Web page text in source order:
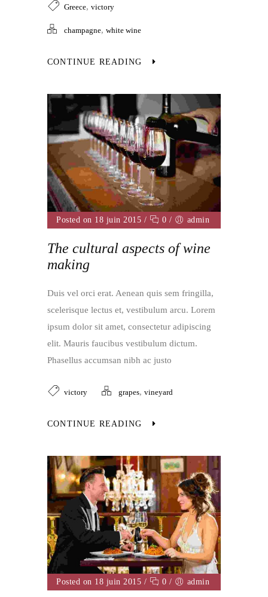
Greece, victory
champagne, white wine
CONTINUE READING
Posted on 18 juin 2015 / 0 / admin
The cultural aspects of wine
making
Duis vel orci erat. Aenean quis sem fringilla,
scelerisque lectus et, vestibulum arcu. Lorem
ipsum dolor sit amet, consectetur adipiscing
elit. Mauris faucibus vestibulum dictum.
Phasellus accumsan nibh ac justo
victory grapes, vineyard
CONTINUE READING
Posted on 18 juin 2015 / 0 / admin